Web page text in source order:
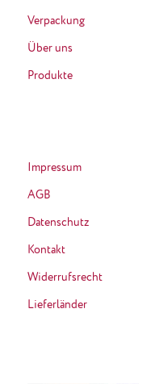
Verpackung
Über uns
Produkte
Impressum
AGB
Datenschutz
Kontakt
Widerrufsrecht
Lieferländer